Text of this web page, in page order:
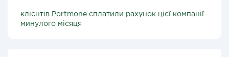
клієнтів Portmone сплатили рахунок цієї компанії
минулого місяця